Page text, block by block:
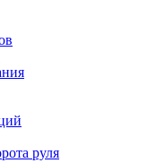
руля